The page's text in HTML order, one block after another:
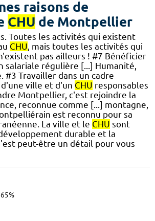
raisons de
CHU de Montpellier
Toutes les activités qui existent
CHU , mais toutes les activités qui
pas ailleurs ! #7 Bénéficier
salariale régulière [...] Humanité,
#3 Travailler dans un cadre
ville et d'un CHU responsables
Montpellier, c'est rejoindre la
reconnue comme [...] montagne,
est reconnu pour sa
La ville et le CHU sont
durable et la
peut-être un détail pour vous
65%